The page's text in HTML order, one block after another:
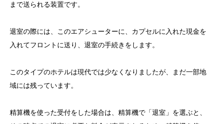
まで送られる装置です。
退室の際には、このエアシューターに、カプセルに入れた現金を
入れてフロントに送り、退室の手続きをします。
このタイプのホテルは現代では少なくなりましたが、まだ一部地
域には残っています。
精算機を使った受付をした場合は、精算機で「退室」を選ぶと、